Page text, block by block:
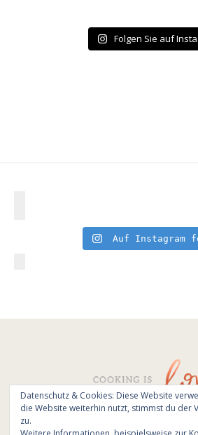
Folgen Sie auf
Auf Instagram
© All Rights Reserved - Cooking is
Datenschutz & Cookies: Diese Website
die Website weiterhin nutzt, stimmst du der
zu.